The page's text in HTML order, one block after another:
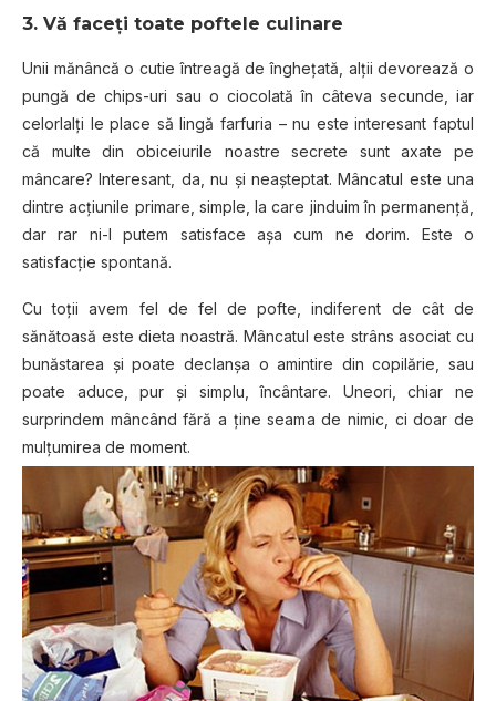
3. Vă faceți toate poftele culinare
Unii mănâncă o cutie întreagă de înghețată, alții devorează o
pungă de chips-uri sau o ciocolată în câteva secunde, iar
celorlalți le place să lingă farfuria – nu este interesant faptul
că multe din obiceiurile noastre secrete sunt axate pe
mâncare? Interesant, da, nu și neașteptat. Mâncatul este una
dintre acțiunile primare, simple, la care jinduim în permanență,
dar rar ni-l putem satisface așa cum ne dorim. Este o
satisfacție spontană.
Cu toții avem fel de fel de pofte, indiferent de cât de
sănătoasă este dieta noastră. Mâncatul este strâns asociat cu
bunăstarea și poate declanșa o amintire din copilărie, sau
poate aduce, pur și simplu, încântare. Uneori, chiar ne
surprindem mâncând fără a ține seama de nimic, ci doar de
mulțumirea de moment.